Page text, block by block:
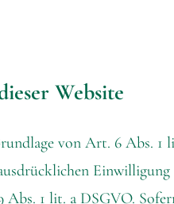
Website
von Art. 6 Abs.
1 lit. a DSGVO.